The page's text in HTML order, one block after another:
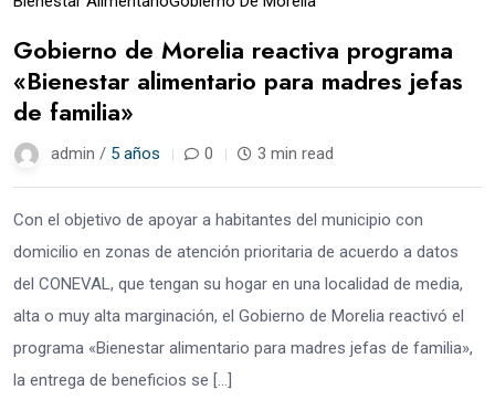
Gobierno de Morelia reactiva programa
«Bienestar alimentario para madres jefas
de familia»
admin / 5 años 0 3 min read
Con el objetivo de apoyar a habitantes del municipio con
domicilio en zonas de atención prioritaria de acuerdo a datos
del CONEVAL, que tengan su hogar en una localidad de media,
alta o muy alta marginación, el Gobierno de Morelia reactivó el
programa «Bienestar alimentario para madres jefas de familia»,
la entrega de beneficios se […]